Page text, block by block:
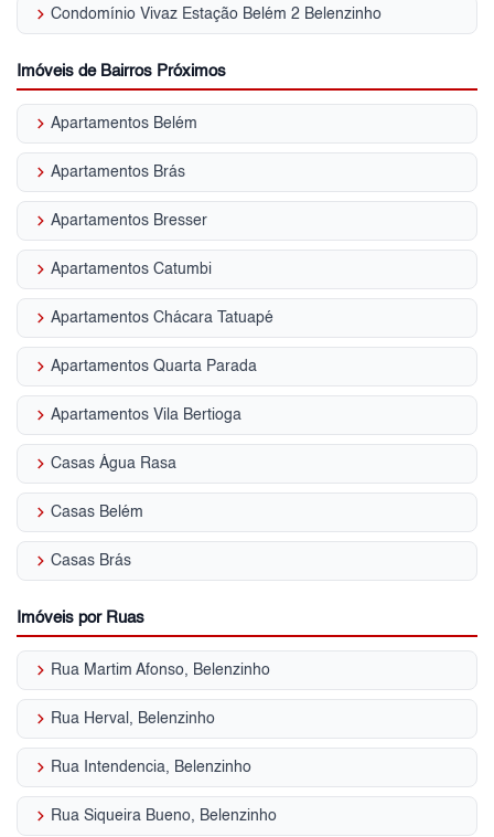
keyboard_arrow_right Condomínio Vivaz Estação Belém 2 Belenzinho
Imóveis de Bairros Próximos
keyboard_arrow_right Apartamentos Belém
keyboard_arrow_right Apartamentos Brás
keyboard_arrow_right Apartamentos Bresser
keyboard_arrow_right Apartamentos Catumbi
keyboard_arrow_right Apartamentos Chácara Tatuapé
keyboard_arrow_right Apartamentos Quarta Parada
keyboard_arrow_right Apartamentos Vila Bertioga
keyboard_arrow_right Casas Água Rasa
keyboard_arrow_right Casas Belém
keyboard_arrow_right Casas Brás
Imóveis por Ruas
keyboard_arrow_right Rua Martim Afonso, Belenzinho
keyboard_arrow_right Rua Herval, Belenzinho
keyboard_arrow_right Rua Intendencia, Belenzinho
keyboard_arrow_right Rua Siqueira Bueno, Belenzinho